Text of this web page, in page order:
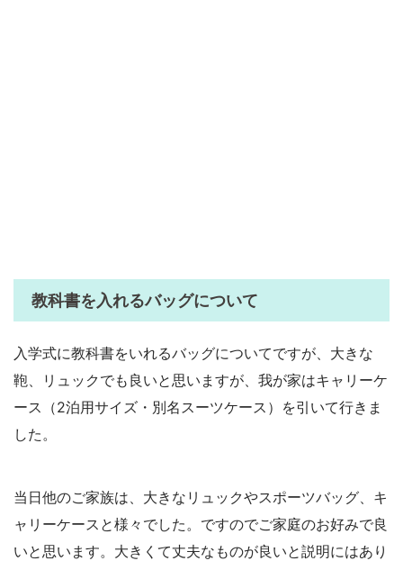
教科書を入れるバッグについて
入学式に教科書をいれるバッグについてですが、大きな
鞄、リュックでも良いと思いますが、我が家はキャリーケ
ース（2泊用サイズ・別名スーツケース）を引いて行きま
した。
当日他のご家族は、大きなリュックやスポーツバッグ、キ
ャリーケースと様々でした。ですのでご家庭のお好みで良
いと思います。大きくて丈夫なものが良いと説明にはあり